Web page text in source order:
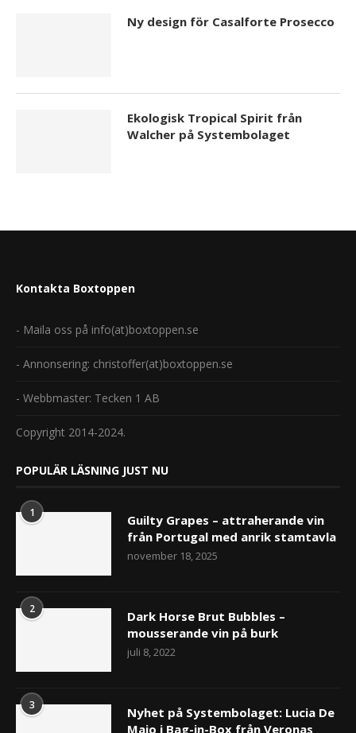
Ny design för Casalforte Prosecco
Ekologisk Tropical Spirit från
Walcher på Systembolaget
Kontakta Boxtoppen
- Maila oss på info(at)boxtoppen.se
- Annonsering: christoffer(at)boxtoppen.se
- Webbmaster: Tecken 1 AB
Copyright 2014-2024.
POPULÄR LÄSNING JUST NU
1
Guilty Grapes – attraherande vin
från Portugal med anrik stamtavla
november 18, 2025
2
Dark Horse Brut Bubbles –
mousserande vin på burk
juli 8, 2022
3
Nyhet på Systembolaget: Lucia De
Maio i Bag-in-Box från Veronas